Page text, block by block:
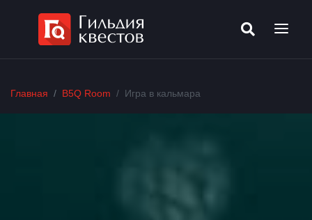
Главная B5Q Room Игра в кальмара